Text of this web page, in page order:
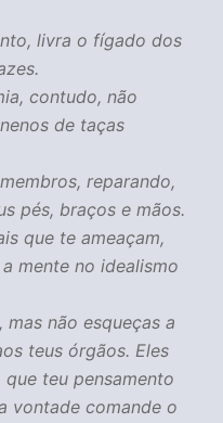
livra o fígado dos
contudo, não
de taças
reparando,
pés, braços e mãos.
que te ameaçam,
mente no idealismo
não esqueças a
teus órgãos. Eles
teu pensamento
vontade comande o